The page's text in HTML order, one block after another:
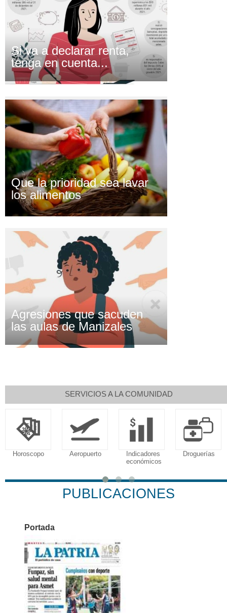
Si va a declarar renta,
tenga en cuenta...
Que la prioridad sea lavar
los alimentos
Agresiones que sacuden
las aulas de Manizales
SERVICIOS A LA COMUNIDAD
Horoscopo Aeropuerto
Indicadores
económicos
Droguerías
PUBLICACIONES
Portada